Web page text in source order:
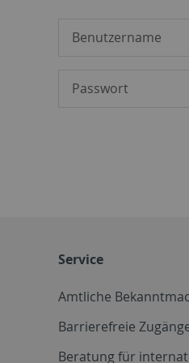
Service
Amtliche
Barrierefreie
Beratung für